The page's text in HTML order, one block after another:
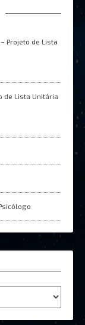
Projeto de Lista
de Lista Unitária